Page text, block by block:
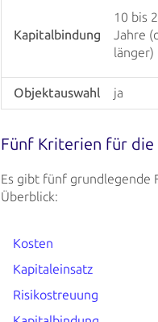
Kapitalbindung
10 bis
Jahre
länger)
Objektauswahl ja
Fünf Kriterien für die
Es gibt fünf grundlegende
Überblick:
Kosten
Kapitaleinsatz
Risikostreuung